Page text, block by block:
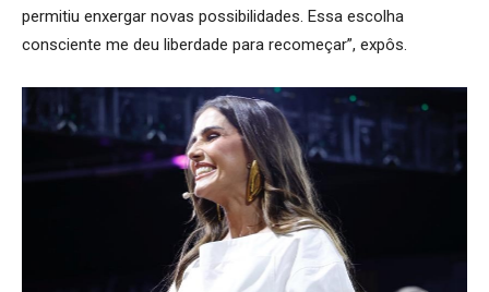
permitiu enxergar novas possibilidades. Essa escolha
consciente me deu liberdade para recomeçar”, expôs.